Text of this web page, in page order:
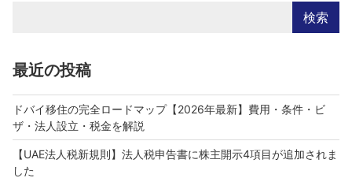
検索
最近の投稿
ドバイ移住の完全ロードマップ【2026年最新】費用・条件・ビ
ザ・法人設立・税金を解説
【UAE法人税新規則】法人税申告書に株主開示4項目が追加されま
した